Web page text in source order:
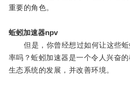
重要的角色。
蚯蚓加速器npv
但是，你曾经想过如何让这些蚯
率吗？蚯蚓加速器是一个令人兴奋
生态系统的发展，并改善环境。